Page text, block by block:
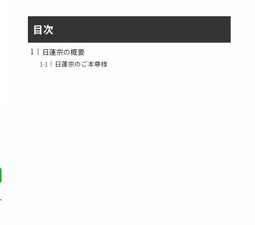
目次
日蓮宗の概要
日蓮宗のご本尊様